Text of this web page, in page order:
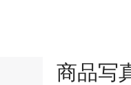
商品写